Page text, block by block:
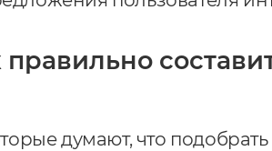
правильно
думают, что